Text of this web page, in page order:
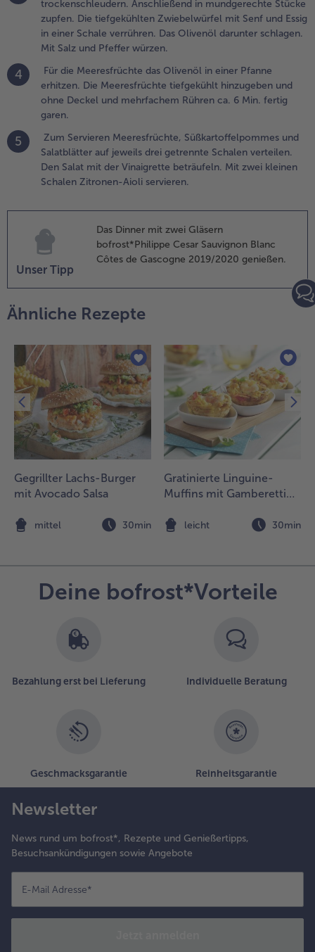
und
ca. 6
Servieren
drei
Schalen
Den Salat
Schalen
trockenschleudern. Anschließend in mundgerechte Stücke
zupfen. Die tiefgekühlten Zwiebelwürfel mit Senf und Essig
in einer Schale verrühren. Das Olivenöl darunter schlagen.
Mit Salz und Pfeffer würzen.
4
Für die Meeresfrüchte das Olivenöl in einer Pfanne
erhitzen. Die Meeresfrüchte tiefgekühlt hinzugeben und
ohne Deckel und mehrfachem Rühren ca. 6 Min. fertig
garen.
5
Zum Servieren Meeresfrüchte, Süßkartoffelpommes und
Salatblätter auf jeweils drei getrennte Schalen verteilen.
Den Salat mit der Vinaigrette beträufeln. Mit zwei kleinen
Schalen Zitronen-Aioli servieren.
Unser Tipp
Das Dinner mit zwei Gläsern
bofrost*Philippe Cesar Sauvignon Blanc
Côtes de Gascogne 2019/2020 genießen.
Ähnliche Rezepte
Gegrillter Lachs-Burger
mit Avocado Salsa
mittel 30min
Gratinierte Linguine-
Muffins mit Gamberetti
leicht 30min
Deine bofrost*Vorteile
Bezahlung erst bei Lieferung Individuelle Beratung
Geschmacksgarantie Reinheitsgarantie
Newsletter
News rund um bofrost*, Rezepte und Genießertipps,
Besuchsankündigungen sowie Angebote
E-Mail Adresse*